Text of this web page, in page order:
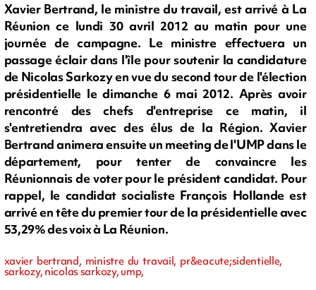
Xavier Bertrand, le ministre du travail, est arrivé à La
Réunion ce lundi 30 avril 2012 au matin pour une
journée de campagne. Le ministre effectuera un
passage éclair dans l'île pour soutenir la candidature
de Nicolas Sarkozy en vue du second tour de l'élection
présidentielle le dimanche 6 mai 2012. Après avoir
rencontré des chefs d'entreprise ce matin, il
s'entretiendra avec des élus de la Région. Xavier
Bertrand animera ensuite un meeting de l'UMP dans le
département, pour tenter de convaincre les
Réunionnais de voter pour le président candidat. Pour
rappel, le candidat socialiste François Hollande est
arrivé en tête du premier tour de la présidentielle avec
53,29% des voix à La Réunion.
xavier bertrand, ministre du travail, pr&eacute;sidentielle,
sarkozy, nicolas sarkozy, ump,